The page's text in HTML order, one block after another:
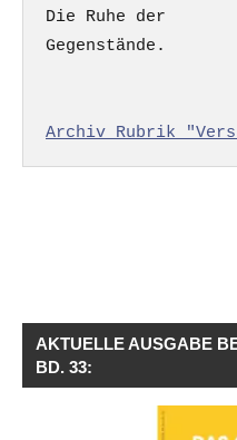
Die Ruhe der
Gegenstände.
Archiv Rubrik "Vers
AKTUELLE AUSGABE
BD. 33: